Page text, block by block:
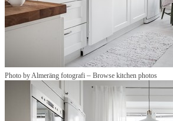
Photo by Almeräng fotografi – Browse kitchen photos